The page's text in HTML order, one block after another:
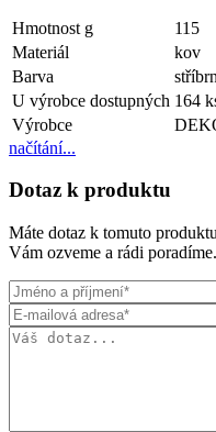
Hmotnost g
115
Materiál
kov
Barva
U výrobce dostupných 164
Výrobce
načítání...
Dotaz k produktu
Máte dotaz k tomuto
Vám ozveme a rádi poradíme.